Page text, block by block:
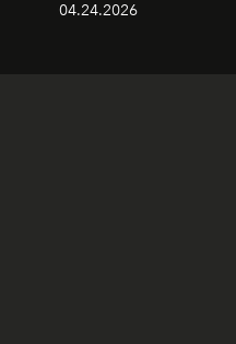
04.24.2026